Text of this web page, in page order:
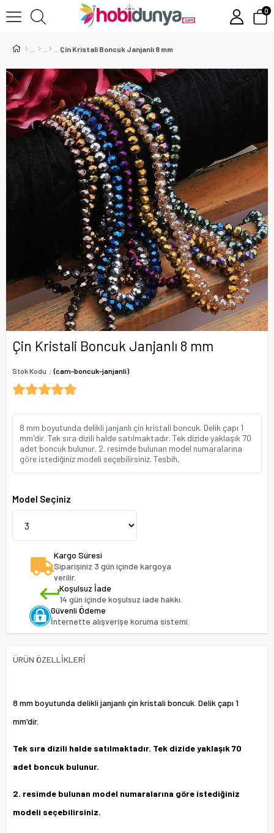
0
Çin Kristali Boncuk Janjanlı 8 mm
Çin Kristali Boncuk Janjanlı 8 mm
Stok Kodu (cam-boncuk-janjanli)
8 mm boyutunda delikli janjanlı çin kristali boncuk. Delik çapı 1
mm'dir. Tek sıra dizili halde satılmaktadır. Tek dizide yaklaşık 70
adet boncuk bulunur. 2. resimde bulunan model numaralarına
göre istediğiniz modeli seçebilirsiniz. Tesbih,
Model Seçiniz
Kargo Süresi
Siparişiniz 3 gün içinde kargoya
verilir.
Koşulsuz İade
14 gün içinde koşulsuz iade hakkı.
Güvenli Ödeme
İnternette alışverişe koruma sistemi.
ÜRÜN ÖZELLIKLERI
8 mm boyutunda delikli janjanlı çin kristali boncuk. Delik çapı 1
mm'dir.
Tek sıra dizili halde satılmaktadır. Tek dizide yaklaşık 70
adet boncuk bulunur.
2. resimde bulunan model numaralarına göre istediğiniz
modeli seçebilirsiniz.